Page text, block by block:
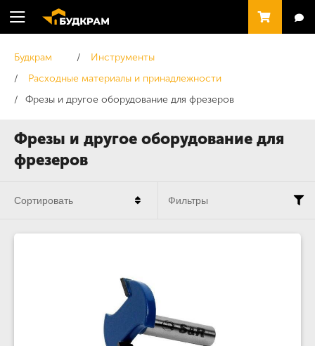
Фрезы и другое оборудование для
фрезеров
Будкрам
Инструменты
Расходные материалы и принадлежности
Фрезы и другое оборудование для фрезеров
Сортировать Фильтры